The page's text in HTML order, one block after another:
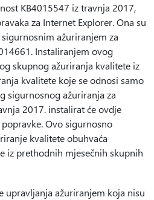
KB4015547 iz travnja 2017,
za Internet Explorer. Ona su
ažuriranjem za
Instaliranjem ovog
skupnog ažuriranja kvalitete iz
kvalitete koje se odnosi samo
sigurnosnog ažuriranja za
2017. instalirat će ovdje
Ovo sigurnosno
kvalitete obuhvaća
iz prethodnih mjesečnih skupnih
upravljanja ažuriranjem koja nisu